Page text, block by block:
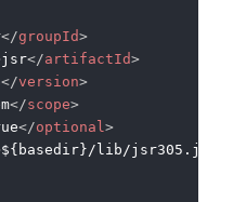
</groupId>
jsr</artifactId>
</version>
</scope>
</optional>
${basedir}/lib/jsr305.jar